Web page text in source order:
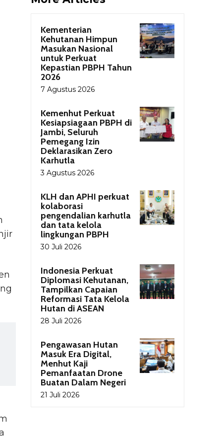
Kementerian
Kehutanan Himpun
Masukan Nasional
untuk Perkuat
Kepastian PBPH Tahun
2026
7 Agustus 2026
Kemenhut Perkuat
Kesiapsiagaan PBPH di
Jambi, Seluruh
Pemegang Izin
Deklarasikan Zero
Karhutla
3 Agustus 2026
KLH dan APHI perkuat
kolaborasi
pengendalian karhutla
dan tata kelola
lingkungan PBPH
30 Juli 2026
Indonesia Perkuat
Diplomasi Kehutanan,
Tampilkan Capaian
Reformasi Tata Kelola
Hutan di ASEAN
28 Juli 2026
Pengawasan Hutan
Masuk Era Digital,
Menhut Kaji
Pemanfaatan Drone
Buatan Dalam Negeri
21 Juli 2026